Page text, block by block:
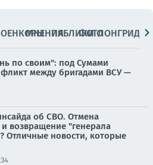
МНЕНИЯПАБЛИКИ
ФОТОЛОНГРИДЫ
по своим": под Сумами
между бригадами ВСУ —
об СВО. Отмена
возвращение "генерала
Отличные новости, которые